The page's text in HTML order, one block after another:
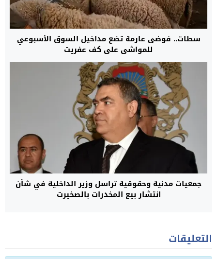
سطات.. فوضى عارمة تضع مداخيل السوق الأسبوعي
للمواشي على كف عفريت
جمعيات مدنية وحقوقية تراسل وزير الداخلية في شأن
انتشار بيع المخدرات بالصخيرت
التعليقات